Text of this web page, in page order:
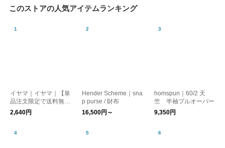
このストアの人気アイテムランキング
イヤマ｜イヤマ｜【単
品注文限定で送料無
料】ブルートートバッ
グ
2,640円
Hender Scheme｜sna
p purse / 財布
16,500円～
homspun｜60/2 天
竺 半袖プルオーバー
9,350円